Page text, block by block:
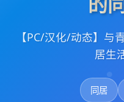
【PC/汉化/动态】与
居生
同居